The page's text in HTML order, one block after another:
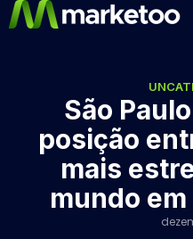
São
posição
mais
mundo